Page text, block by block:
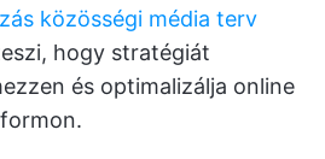
közösségi média terv
hogy stratégiát
és optimalizálja online